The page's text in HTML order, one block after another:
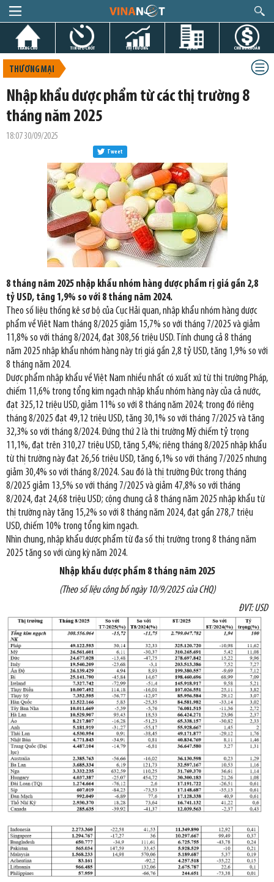
TRANG CHỦ TIN GIỜ CHÓT THỊ TRƯỜNG DỰ ÁN CHỨNG KHOÁN
THƯƠNG MẠI
Nhập khẩu dược phẩm từ các thị trường 8
tháng năm 2025
18:07 30/09/2025
Tweet
8 tháng năm 2025 nhập khẩu nhóm hàng dược phẩm rị giá gần 2,8
tỷ USD, tăng 1,9% so với 8 tháng năm 2024.
Theo số liệu thống kê sơ bộ của Cục Hải quan, nhập khẩu nhóm hàng dược
phẩm về Việt Nam tháng 8/2025 giảm 15,7% so với tháng 7/2025 và giảm
11,8% so với tháng 8/2024, đạt 308,56 triệu USD. Tính chung cả 8 tháng
năm 2025 nhập khẩu nhóm hàng này trị giá gần 2,8 tỷ USD, tăng 1,9% so với
8 tháng năm 2024.
Dược phẩm nhập khẩu về Việt Nam nhiều nhất có xuất xứ từ thị trường Pháp,
chiếm 11,6% trong tổng kim ngạch nhập khẩu nhóm hàng này của cả nước,
đạt 325,12 triệu USD, giảm 11% so với 8 tháng năm 2024; trong đó riêng
tháng 8/2025 đạt 49,12 triệu USD, tăng 30,1% so với tháng 7/2025 và tăng
32,3% so với tháng 8/2024. Đứng thứ 2 là thị trường Mỹ chiếm tỷ trọng
11,1%, đạt trên 310,27 triệu USD, tăng 5,4%; riêng tháng 8/2025 nhập khẩu
từ thị trường này đạt 26,56 triệu USD, tăng 6,1% so với tháng 7/2025 nhưng
giảm 30,4% so với tháng 8/2024. Sau đó là thị trường Đức trong tháng
8/2025 giảm 13,5% so với tháng 7/2025 và giảm 47,8% so với tháng
8/2024, đạt 24,68 triệu USD; cộng chung cả 8 tháng năm 2025 nhập khẩu từ
thị trường này tăng 15,2% so với 8 tháng năm 2024, đạt gần 278,7 triệu
USD, chiếm 10% trong tổng kim ngạch.
Nhìn chung, nhập khẩu dược phẩm từ đa số thị trường trong 8 tháng năm
2025 tăng so với cùng kỳ năm 2024.
Nhập khẩu dược phẩm 8 tháng năm 2025
(Theo số liệu công bố ngày 10/9/2025 của CHQ)
ĐVT: USD